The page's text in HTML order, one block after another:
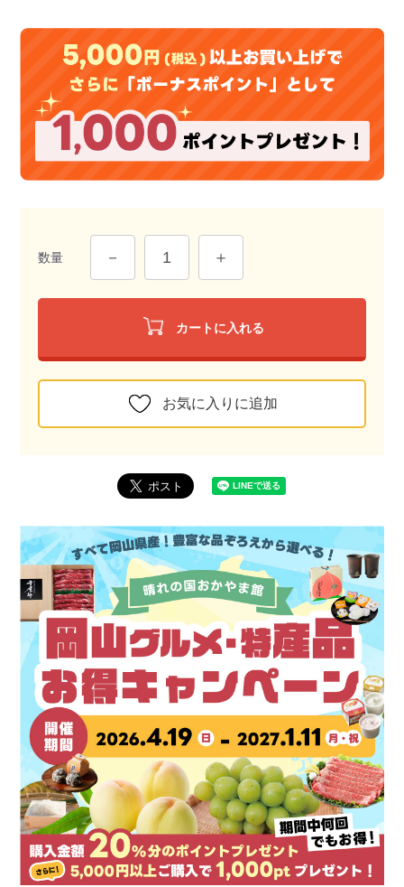
数量
カートに入れる
お気に入りに追加